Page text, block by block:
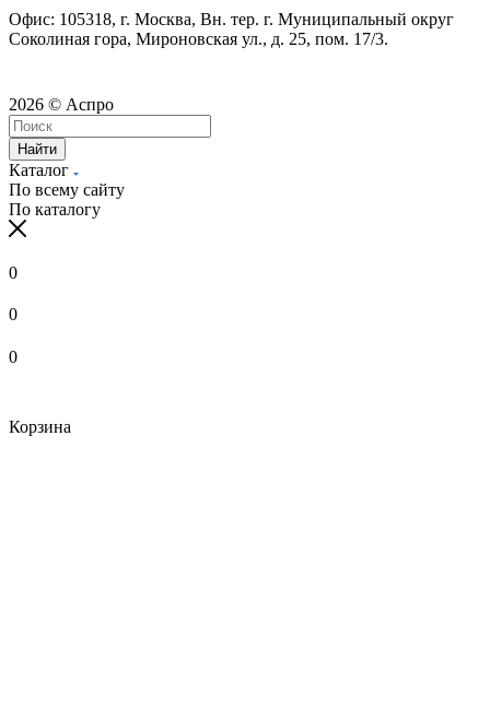
Офис: 105318, г. Москва, Вн. тер. г. Муниципальный округ
Соколиная гора, Мироновская ул., д. 25, пом. 17/3.
2026 © Аспро
Найти
Каталог
По всему сайту
По каталогу
0
0
0
Корзина